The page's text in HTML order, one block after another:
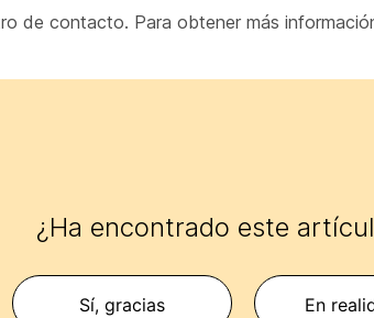
de contacto. Para obtener más
¿Ha encontrado este
Sí, gracias En